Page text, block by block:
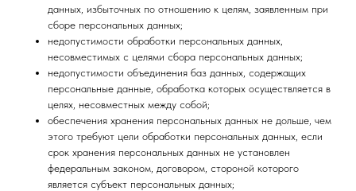
данных, избыточных по отношению к целям, заявленным при
сборе персональных данных;
недопустимости обработки персональных данных,
несовместимых с целями сбора персональных данных;
недопустимости объединения баз данных, содержащих
персональные данные, обработка которых осуществляется в
целях, несовместных между собой;
обеспечения хранения персональных данных не дольше, чем
этого требуют цели обработки персональных данных, если
срок хранения персональных данных не установлен
федеральным законом, договором, стороной которого
является субъект персональных данных;